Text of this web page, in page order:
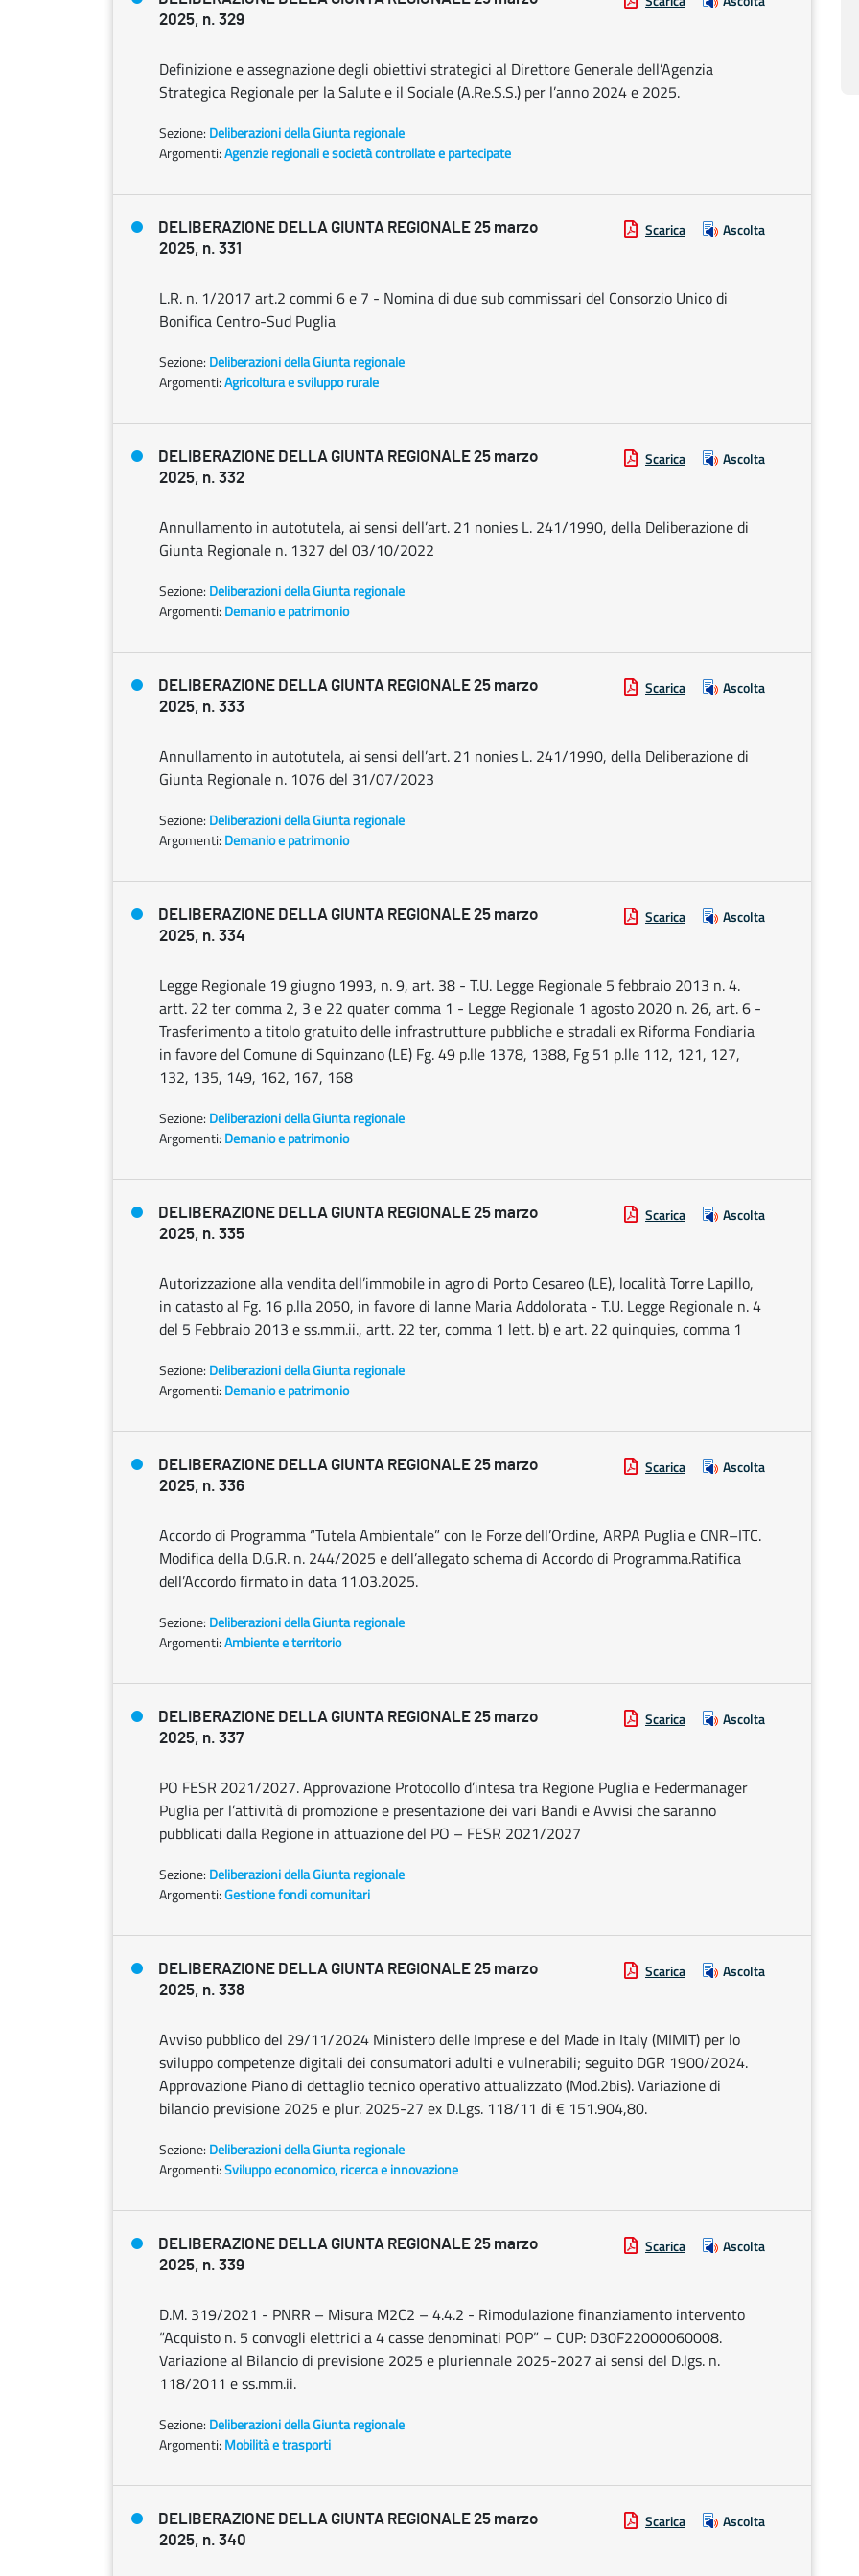
2025, n. 329
Definizione e assegnazione degli obiettivi strategici al Direttore Generale dell’Agenzia
Strategica Regionale per la Salute e il Sociale (A.Re.S.S.) per l’anno 2024 e 2025.
Sezione: Deliberazioni della Giunta regionale
Argomenti:Agenzie regionali e società controllate e partecipate
DELIBERAZIONE DELLA GIUNTA REGIONALE 25 marzo
2025, n. 331
Scarica Ascolta
L.R. n. 1/2017 art.2 commi 6 e 7 - Nomina di due sub commissari del Consorzio Unico di
Bonifica Centro-Sud Puglia
Sezione: Deliberazioni della Giunta regionale
Argomenti:Agricoltura e sviluppo rurale
DELIBERAZIONE DELLA GIUNTA REGIONALE 25 marzo
2025, n. 332
Scarica Ascolta
Annullamento in autotutela, ai sensi dell’art. 21 nonies L. 241/1990, della Deliberazione di
Giunta Regionale n. 1327 del 03/10/2022
Sezione: Deliberazioni della Giunta regionale
Argomenti: Demanio e patrimonio
DELIBERAZIONE DELLA GIUNTA REGIONALE 25 marzo
2025, n. 333
Scarica Ascolta
Annullamento in autotutela, ai sensi dell’art. 21 nonies L. 241/1990, della Deliberazione di
Giunta Regionale n. 1076 del 31/07/2023
Sezione: Deliberazioni della Giunta regionale
Argomenti: Demanio e patrimonio
DELIBERAZIONE DELLA GIUNTA REGIONALE 25 marzo
2025, n. 334
Scarica Ascolta
Legge Regionale 19 giugno 1993, n. 9, art. 38 - T.U. Legge Regionale 5 febbraio 2013 n. 4.
artt. 22 ter comma 2, 3 e 22 quater comma 1 - Legge Regionale 1 agosto 2020 n. 26, art. 6 -
Trasferimento a titolo gratuito delle infrastrutture pubbliche e stradali ex Riforma Fondiaria
in favore del Comune di Squinzano (LE) Fg. 49 p.lle 1378, 1388, Fg 51 p.lle 112, 121, 127,
132, 135, 149, 162, 167, 168
Sezione: Deliberazioni della Giunta regionale
Argomenti: Demanio e patrimonio
DELIBERAZIONE DELLA GIUNTA REGIONALE 25 marzo
2025, n. 335
Scarica Ascolta
Autorizzazione alla vendita dell’immobile in agro di Porto Cesareo (LE), località Torre Lapillo,
in catasto al Fg. 16 p.lla 2050, in favore di Ianne Maria Addolorata - T.U. Legge Regionale n. 4
del 5 Febbraio 2013 e ss.mm.ii., artt. 22 ter, comma 1 lett. b) e art. 22 quinquies, comma 1
Sezione: Deliberazioni della Giunta regionale
Argomenti: Demanio e patrimonio
DELIBERAZIONE DELLA GIUNTA REGIONALE 25 marzo
2025, n. 336
Scarica Ascolta
Accordo di Programma “Tutela Ambientale” con le Forze dell’Ordine, ARPA Puglia e CNR–ITC.
Modifica della D.G.R. n. 244/2025 e dell’allegato schema di Accordo di Programma.Ratifica
dell’Accordo firmato in data 11.03.2025.
Sezione: Deliberazioni della Giunta regionale
Argomenti:Ambiente e territorio
DELIBERAZIONE DELLA GIUNTA REGIONALE 25 marzo
2025, n. 337
Scarica Ascolta
PO FESR 2021/2027. Approvazione Protocollo d’intesa tra Regione Puglia e Federmanager
Puglia per l’attività di promozione e presentazione dei vari Bandi e Avvisi che saranno
pubblicati dalla Regione in attuazione del PO – FESR 2021/2027
Sezione: Deliberazioni della Giunta regionale
Argomenti:Gestione fondi comunitari
DELIBERAZIONE DELLA GIUNTA REGIONALE 25 marzo
2025, n. 338
Scarica Ascolta
Avviso pubblico del 29/11/2024 Ministero delle Imprese e del Made in Italy (MIMIT) per lo
sviluppo competenze digitali dei consumatori adulti e vulnerabili; seguito DGR 1900/2024.
Approvazione Piano di dettaglio tecnico operativo attualizzato (Mod.2bis). Variazione di
bilancio previsione 2025 e plur. 2025-27 ex D.Lgs. 118/11 di € 151.904,80.
Sezione: Deliberazioni della Giunta regionale
Argomenti:Sviluppo economico, ricerca e innovazione
DELIBERAZIONE DELLA GIUNTA REGIONALE 25 marzo
2025, n. 339
Scarica Ascolta
D.M. 319/2021 - PNRR – Misura M2C2 – 4.4.2 - Rimodulazione finanziamento intervento
“Acquisto n. 5 convogli elettrici a 4 casse denominati POP” – CUP: D30F22000060008.
Variazione al Bilancio di previsione 2025 e pluriennale 2025-2027 ai sensi del D.lgs. n.
118/2011 e ss.mm.ii.
Sezione: Deliberazioni della Giunta regionale
Argomenti: Mobilità e trasporti
DELIBERAZIONE DELLA GIUNTA REGIONALE 25 marzo
2025, n. 340
Scarica Ascolta